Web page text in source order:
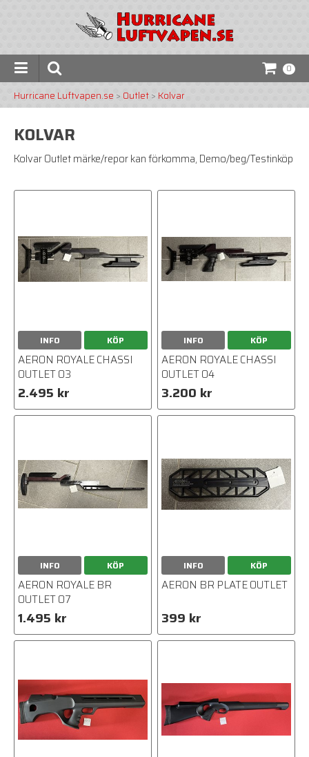
0
Hurricane Luftvapen.se > Outlet> Kolvar
KOLVAR
Kolvar Outlet märke/repor kan förkomma, Demo/beg/Testinköp
INFO KÖP
AERON ROYALE CHASSI
OUTLET 03
2.495 kr
INFO KÖP
AERON ROYALE CHASSI
OUTLET 04
3.200 kr
INFO KÖP
AERON ROYALE BR
OUTLET 07
1.495 kr
INFO KÖP
AERON BR PLATE OUTLET
399 kr